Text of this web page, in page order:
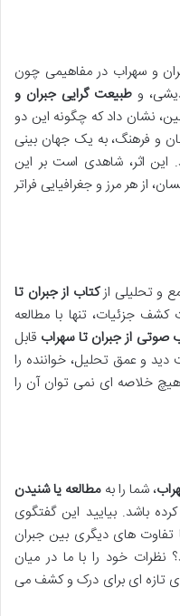
و سهراب در مفاهیمی چون
و طبیعت گرایی جبران و
نشان داد که چگونه این دو
و فرهنگ، به یک جهان بینی
این اثر، شاهدی است بر این
از هر مرز و جغرافیایی فراتر
و تحلیلی ازکتاب از جبران تا
کشف جزئیات، تنها با مطالعه
صوتی از جبران تا سهراب قابل
و عمق تحلیل، خواننده را
خلاصه ای نمی توان آن را
، شما را بهمطالعه یا شنیدن
باشد. بیایید این گفتگوی
تفاوت های دیگری بین جبران
خود را با ما در میان
تازه ای برای درک و کشف می